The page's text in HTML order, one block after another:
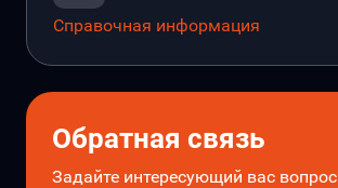
Справочная информация
Обратная связь
Задайте интересующий вас вопрос